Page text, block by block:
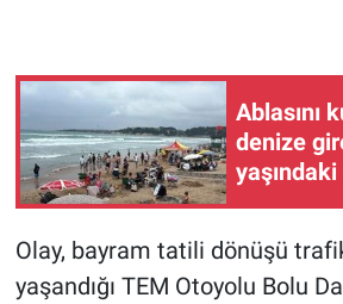
Ablasını
denize
yaşındaki
kaybetti
Olay, bayram tatili dönüşü
yaşandığı TEM Otoyolu Bolu